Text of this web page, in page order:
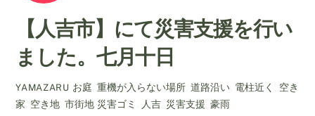
【人吉市】にて災害支援を行い
ました。七月十日
YAMAZARU お庭 重機が入らない場所, 道路沿い, 電柱近く
空き
家 空き地 ,市街地 災害ゴミ 人吉 災害支援 ,豪雨